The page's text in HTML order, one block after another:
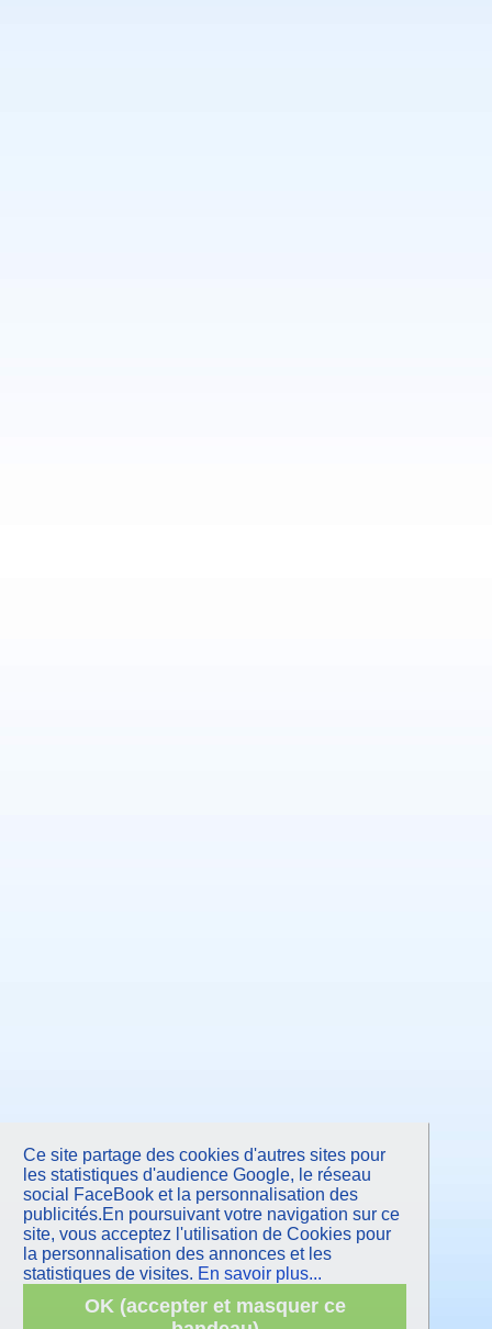
Ce site partage des cookies d'autres sites pour
les statistiques d'audience Google, le réseau
social FaceBook et la personnalisation des
publicités.En poursuivant votre navigation sur ce
site, vous acceptez l'utilisation de Cookies pour
la personnalisation des annonces et les
statistiques de visites. En savoir plus...
OK (accepter et masquer ce